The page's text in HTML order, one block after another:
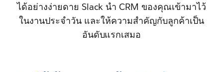
ได้อย่างง่ายดาย Slack นำ CRM ของคุณเข้ามาไว้
ในงานประจำวัน และให้ความสำคัญกับลูกค้าเป็น
อันดับแรกเสมอ